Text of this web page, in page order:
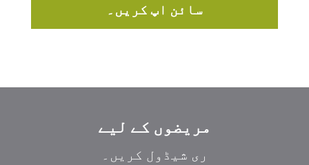
سائن اپ کریں۔
مریضوں کے لیے
ری شیڈول کریں۔